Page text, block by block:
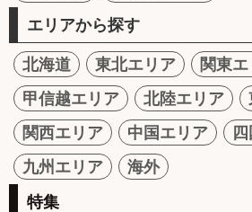
エリアから探す
北海道 東北エリア
関東
甲信越エリア
北陸エリア
関西エリア
中国エリア
九州エリア
海外
特集